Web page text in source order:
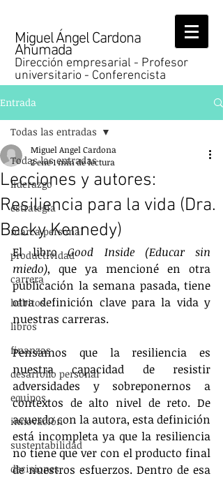
Miguel Ángel Cardona
Ahumada
Dirección empresarial - Profesor
universitario - Conferencista
Entrada
Todas las entradas
liderazgo
estrategia
marca personal
productividad
carrera
hábitos
libros
finanzas
desarrollo personal
equipos
innovación
sustentabilidad
decisiones
Todas las entradas
Lecciones y autores:
Resiliencia para la vida (Dra.
Becky Kennedy)
Miguel Angel Cardona
2 ene1 min de lectura
El libro Good Inside (Educar sin
miedo), que ya mencioné en otra
publicación la semana pasada, tiene
otra definición clave para la vida y
nuestras carreras.
Pensamos que la resiliencia es
nuestra capacidad de resistir
adversidades y sobreponernos a
contextos de alto nivel de reto. De
acuerdo con la autora, esta definición
está incompleta ya que la resiliencia
no tiene que ver con el producto final
de nuestros esfuerzos. Dentro de esa